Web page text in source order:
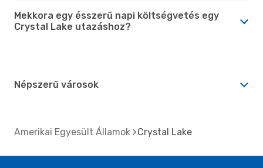
Mekkora egy ésszerű napi költségvetés egy
Crystal Lake utazáshoz?
Népszerű városok
Amerikai Egyesült Államok Crystal Lake